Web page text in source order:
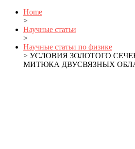
Home
>
Научные статьи
>
Научные статьи по физике
> УСЛОВИЯ ЗОЛОТОГО
МИТЮКА ДВУСВЯЗНЫХ